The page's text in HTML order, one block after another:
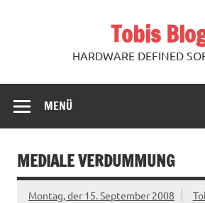
Tobis
HARDWARE DEFINED
MENÜ
MEDIALE VERDUMMUNG
Montag, der 15. September 2008